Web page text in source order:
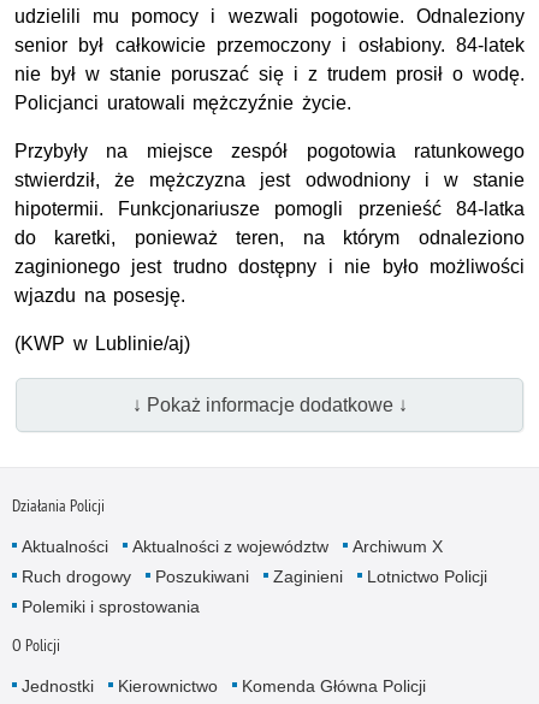
udzielili mu pomocy i wezwali pogotowie. Odnaleziony
senior był całkowicie przemoczony i osłabiony. 84-latek
nie był w stanie poruszać się i z trudem prosił o wodę.
Policjanci uratowali mężczyźnie życie.
Przybyły na miejsce zespół pogotowia ratunkowego
stwierdził, że mężczyzna jest odwodniony i w stanie
hipotermii. Funkcjonariusze pomogli przenieść 84-latka
do karetki, ponieważ teren, na którym odnaleziono
zaginionego jest trudno dostępny i nie było możliwości
wjazdu na posesję.
(KWP w Lublinie/aj)
↓ Pokaż informacje dodatkowe ↓
Działania Policji
Aktualności Aktualności z województw
Archiwum X
Ruch drogowy
Poszukiwani Zaginieni
Lotnictwo Policji
Polemiki i sprostowania
O Policji
Jednostki Kierownictwo
Komenda Główna Policji